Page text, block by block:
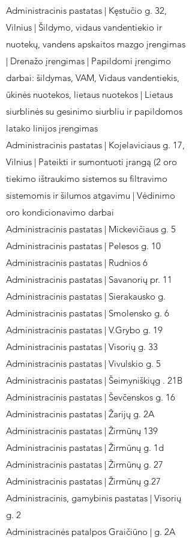
Administracinis pastatas | Kęstučio g. 32,
Vilnius | Šildymo, vidaus vandentiekio ir
nuotekų, vandens apskaitos mazgo įrengimas
| Drenažo įrengimas | Papildomi įrengimo
darbai: šildymas, VAM, Vidaus vandentiekis,
ūkinės nuotekos, lietaus nuotekos | Lietaus
siurblinės su gesinimo siurbliu ir papildomos
latako linijos įrengimas
Administracinis pastatas | Kojelaviciaus g. 17,
Vilnius | Pateikti ir sumontuoti įrangą (2 oro
tiekimo ištraukimo sistemos su filtravimo
sistemomis ir šilumos atgavimu | Vėdinimo
oro kondicionavimo darbai
Administracinis pastatas | Mickevičiaus g. 5
Administracinis pastatas | Pelesos g. 10
Administracinis pastatas | Rudnios 6
Administracinis pastatas | Savanorių pr. 11
Administracinis pastatas | Sierakausko g.
Administracinis pastatas | Smolensko g. 6
Administracinis pastatas | V.Grybo g. 19
Administracinis pastatas | Visorių g. 33
Administracinis pastatas | Vivulskio g. 5
Administracinis pastatas | Šeimyniškiųg . 21B
Administracinis pastatas | Ševčenskos g. 16
Administracinis pastatas | Žarijų g. 2A
Administracinis pastatas | Žirmūnų 139
Administracinis pastatas | Žirmūnų g. 1d
Administracinis pastatas | Žirmūnų g. 27
Administracinis pastatas | Žirmūnų g.27
Administracinis, gamybinis pastatas | Visorių
g. 2
Administracinės patalpos Graičiūno | g. 2A